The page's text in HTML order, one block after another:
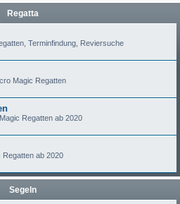
Regatta
Terminfindung, Reviersuche
Magic Regatten
Regatten ab 2020
Regatten ab 2020
Segeln